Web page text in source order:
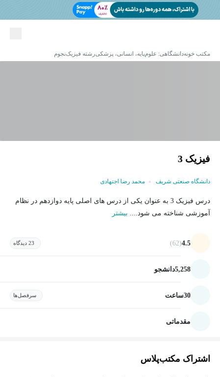
مکتب خونهدانشگاهی: علوم‌پایه، انسانی، پزشکیرشته فیزیکنجوم
فیزیک 3
دانشگاه صنعتی شریف محمد رضا اجتهادی
درس فیزیک 3 به عنوان یکی از درس های اصلی پایه دوازدهم در نظام
آموزشی شناخته می شود.... بیشتر
4.5
(62) 23 دیدگاه
5,258دانشجو
30ساعت سرفصل‌ها
مقدماتی
اشتراک مکتب‌پلاس